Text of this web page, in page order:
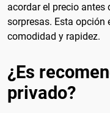
acordar el precio antes
sorpresas. Esta opción
comodidad y rapidez.
¿Es
privado?